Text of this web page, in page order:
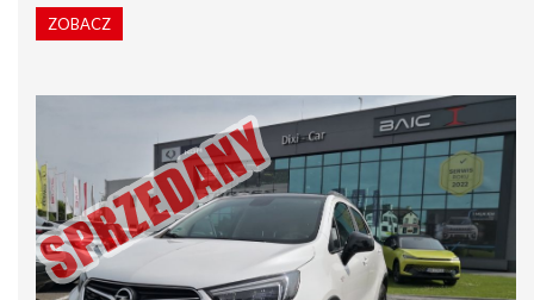
ZOBACZ